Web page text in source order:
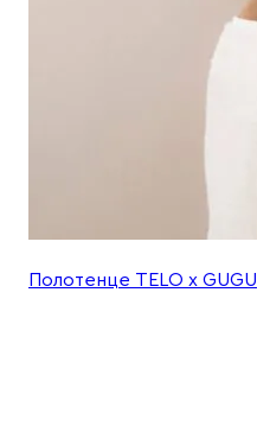
Полотенце TELO x GUGU